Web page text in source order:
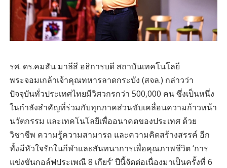
รศ. ดร.คมสัน มาลีสี อธิการบดี สถาบันเทคโนโลยี
พระจอมเกล้าเจ้าคุณทหารลาดกระบัง (สจล.) กล่าวว่า
ปัจจุบันทั่วประเทศไทยมีวิศวกรกว่า 500,000 คน ซึ่งเป็นหนึ่ง
ในกำลังสำคัญที่ร่วมกับทุกภาคส่วนขับเคลื่อนความก้าวหน้า
นวัตกรรม และเทคโนโลยีเพื่ออนาคตของประเทศ ด้วย
วิชาชีพ ความรู้ความสามารถ และความคิดสร้างสรรค์ อีก
ทั้งมีหัวใจรักในกีฬาและสันทนาการเพื่อคุณภาพชีวิต ‘การ
แข่งขันกอล์ฟประเพณี 8 เกียร์’ ปีนี้จัดต่อเนื่องมาเป็นครั้งที่ 6